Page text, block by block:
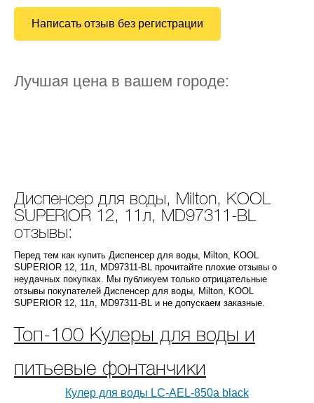
Написать отзыв без регистрации
Лучшая цена в вашем городе:
Диспенсер для воды, Milton, KOOL
SUPERIOR 12, 11л, MD97311-BL
отзывы:
Перед тем как купить Диспенсер для воды, Milton, KOOL
SUPERIOR 12, 11л, MD97311-BL прочитайте плохие отзывы о
неудачных покупках. Мы публикуем только отрицательные
отзывы покупателей Диспенсер для воды, Milton, KOOL
SUPERIOR 12, 11л, MD97311-BL и не допускаем заказные.
Топ-100 Кулеры для воды и
питьевые фонтанчики
Кулер для воды LC-AEL-850a black